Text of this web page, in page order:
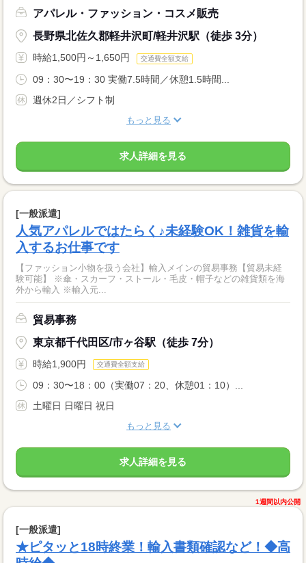
アパレル・ファッション・コスメ販売
長野県北佐久郡軽井沢町/軽井沢駅（徒歩 3分）
時給1,500円～1,650円 交通費全額支給
09：30〜19：30 実働7.5時間／休憩1.5時間...
週休2日／シフト制
もっと見る
求人詳細を見る
[一般派遣]
人気アパレルではたらく♪未経験OK！雑貨を輸
入するお仕事です
【ファッション小物を扱う会社】輸入メインの貿易事務【貿易未経
験可能】 ※傘・スカーフ・ストール・毛皮・帽子などの雑貨類を海
外から輸入 ※輸入元...
貿易事務
東京都千代田区/市ヶ谷駅（徒歩 7分）
時給1,900円 交通費全額支給
09：30〜18：00（実働07：20、休憩01：10）...
土曜日 日曜日 祝日
もっと見る
求人詳細を見る
1週間以内公開
[一般派遣]
★ピタッと18時終業！輸入書類確認など！◆高